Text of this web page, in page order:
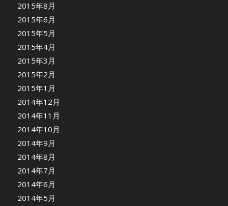
2015年8月
2015年6月
2015年5月
2015年4月
2015年3月
2015年2月
2015年1月
2014年12月
2014年11月
2014年10月
2014年9月
2014年8月
2014年7月
2014年6月
2014年5月